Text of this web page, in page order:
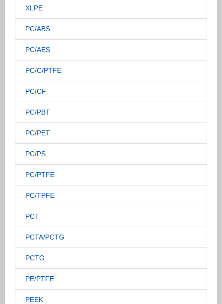
XLPE
PC/ABS
PC/AES
PC/C/PTFE
PC/CF
PC/PBT
PC/PET
PC/PS
PC/PTFE
PC/TPFE
PCT
PCTA/PCTG
PCTG
PE/PTFE
PEEK